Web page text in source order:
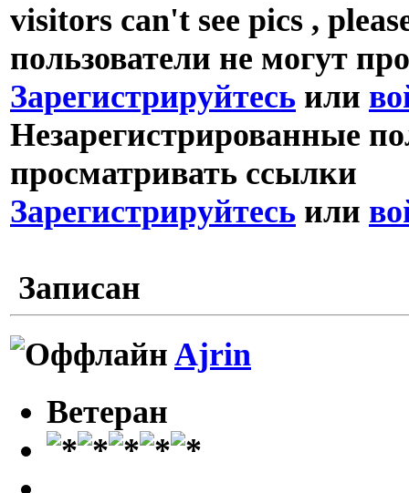
visitors can't see pics ,
пользователи не могут
Зарегистрируйтесь или
Незарегистрированные
просматривать ссылки
Зарегистрируйтесь или
Записан
Ajrin
Ветеран